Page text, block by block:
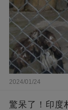
2024/01/24
驚呆了！印度